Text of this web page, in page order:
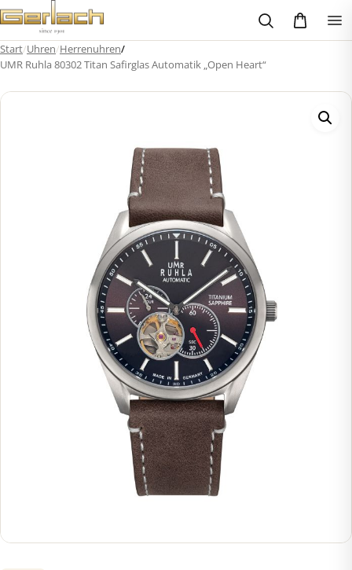
Zum
Inhalt
springen
Start/Uhren/Herrenuhren/
UMR Ruhla 80302 Titan Safirglas Automatik „Open Heart“